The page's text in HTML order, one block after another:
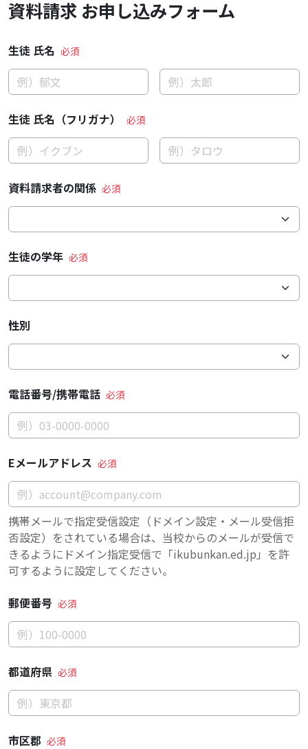
資料請求 お申し込みフォーム
生徒 氏名
生徒 氏名（フリガナ）
資料請求者の関係
生徒の学年
性別
電話番号/携帯電話
Eメールアドレス
携帯メールで指定受信設定（ドメイン設定・メール受信拒
否設定）をされている場合は、当校からのメールが受信で
きるようにドメイン指定受信で「ikubunkan.ed.jp」を許
可するように設定してください。
郵便番号
都道府県
市区郡